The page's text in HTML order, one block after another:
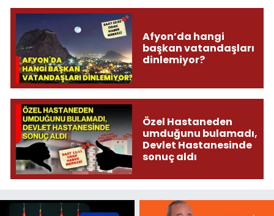
Afyon’da hangi
başkan vatandaşları
dinlemiyor?
Özel Hastaneden
umduğunu bulamadı,
Devlet Hastanesinde
sonuç aldı